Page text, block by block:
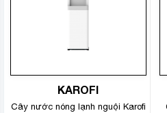
KAROFI
Cây nước nóng lạnh nguội Karofi